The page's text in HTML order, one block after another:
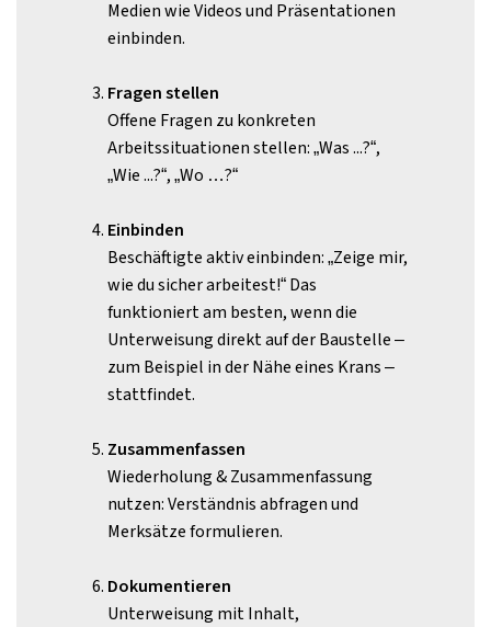
Medien wie Videos und Präsentationen
einbinden.
Fragen stellen
Offene Fragen zu konkreten
Arbeitssituationen stellen: „Was ...?“,
„Wie ...?“, „Wo …?“
Einbinden
Beschäftigte aktiv einbinden: „Zeige mir,
wie du sicher arbeitest!“ Das
funktioniert am besten, wenn die
Unterweisung direkt auf der Baustelle –
zum Beispiel in der Nähe eines Krans –
stattfindet.
Zusammenfassen
Wiederholung & Zusammenfassung
nutzen: Verständnis abfragen und
Merksätze formulieren.
Dokumentieren
Unterweisung mit Inhalt,